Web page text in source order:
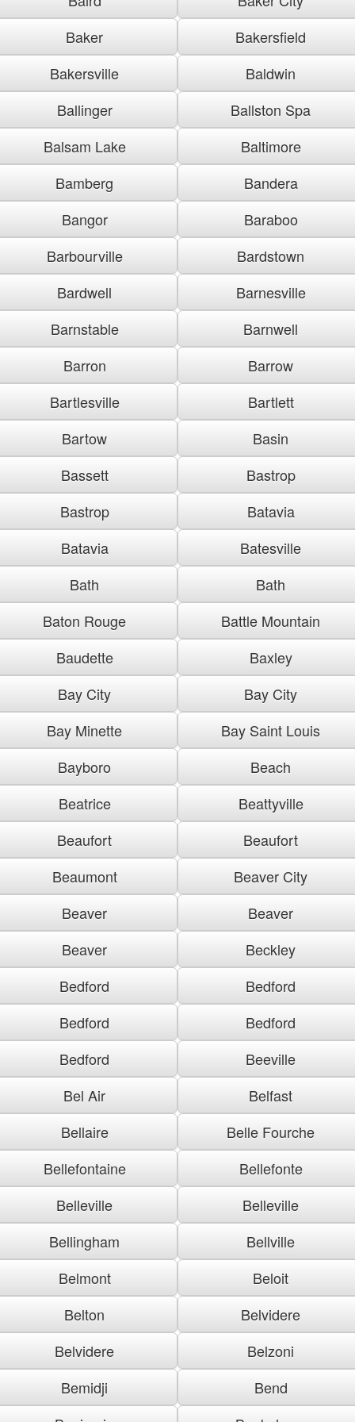
Baker
Bakersfield
Bakersville
Baldwin
Ballinger
Ballston Spa
Balsam Lake
Baltimore
Bamberg
Bandera
Bangor
Baraboo
Barbourville
Bardstown
Bardwell
Barnesville
Barnstable
Barnwell
Barron
Barrow
Bartlesville
Bartlett
Bartow
Basin
Bassett
Bastrop
Bastrop
Batavia
Batavia
Batesville
Bath
Bath
Baton Rouge
Battle Mountain
Baudette
Baxley
Bay City
Bay City
Bay Minette
Bay Saint Louis
Bayboro
Beach
Beatrice
Beattyville
Beaufort
Beaufort
Beaumont
Beaver City
Beaver
Beaver
Beaver
Beckley
Bedford
Bedford
Bedford
Bedford
Bedford
Beeville
Bel Air
Belfast
Bellaire
Belle Fourche
Bellefontaine
Bellefonte
Belleville
Belleville
Bellingham
Bellville
Belmont
Beloit
Belton
Belvidere
Belvidere
Belzoni
Bemidji
Bend